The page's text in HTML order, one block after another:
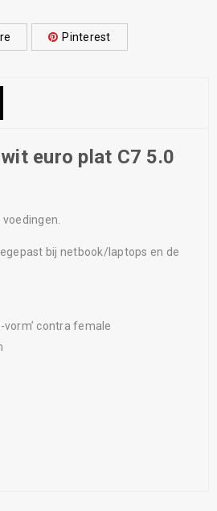
Pinterest
euro plat C7 5.0
bij netbook/laptops en de
vorm’ contra female